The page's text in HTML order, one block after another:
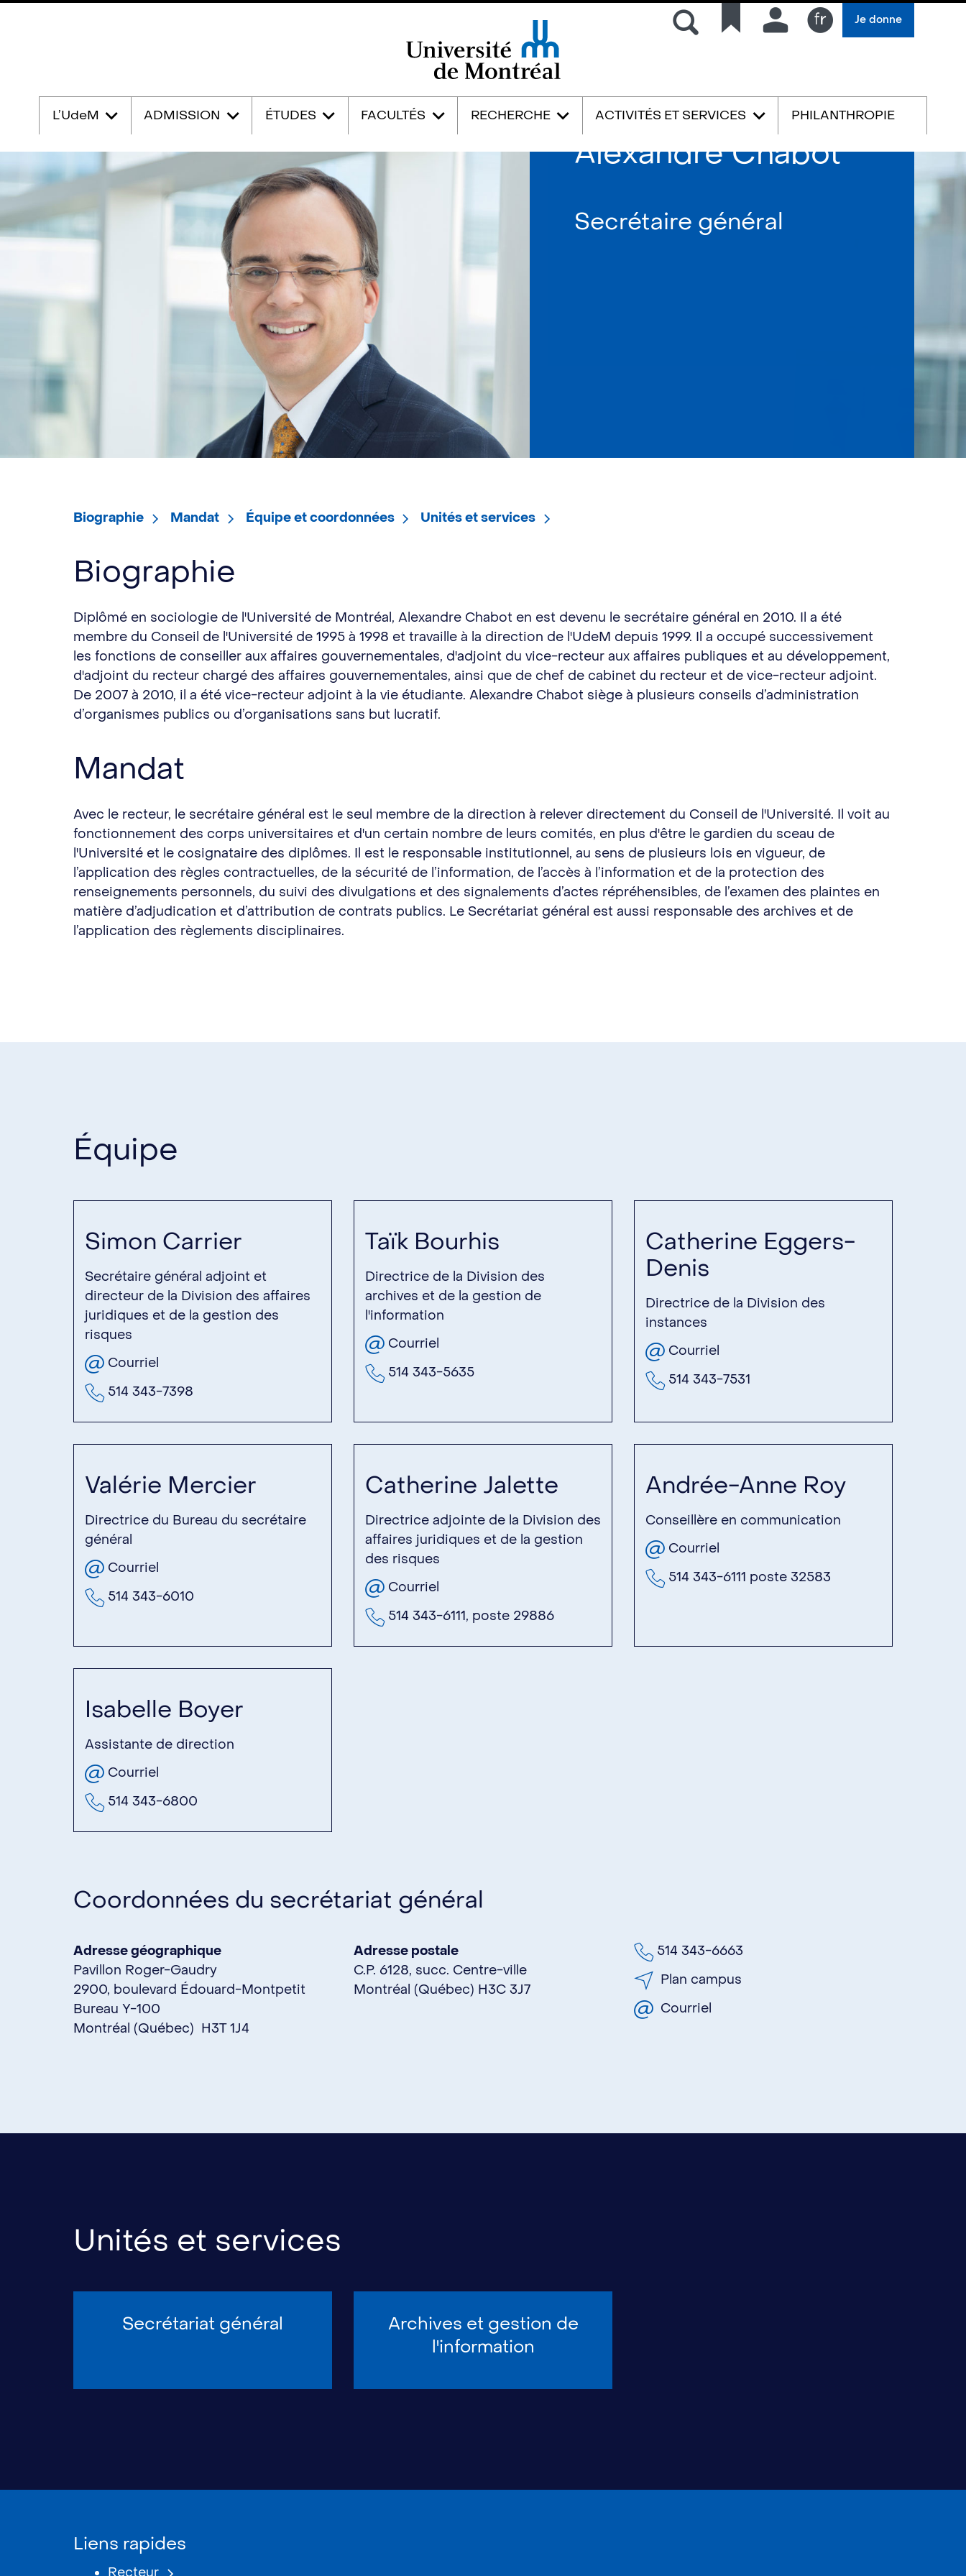
Rechercher Liens Connexion Je donne
L’UdeM ADMISSION ÉTUDES FACULTÉS RECHERCHE ACTIVITÉS ET SERVICES PHILANTHROPIE
Alexandre Chabot
Secrétaire général
Biographie Mandat Équipe et coordonnées Unités et services
Biographie
Diplômé en sociologie de l'Université de Montréal, Alexandre Chabot en est devenu le secrétaire général en 2010. Il a été
membre du Conseil de l'Université de 1995 à 1998 et travaille à la direction de l'UdeM depuis 1999. Il a occupé successivement
les fonctions de conseiller aux affaires gouvernementales, d'adjoint du vice-recteur aux affaires publiques et au développement,
d'adjoint du recteur chargé des affaires gouvernementales, ainsi que de chef de cabinet du recteur et de vice-recteur adjoint.
De 2007 à 2010, il a été vice-recteur adjoint à la vie étudiante. Alexandre Chabot siège à plusieurs conseils d’administration
d’organismes publics ou d’organisations sans but lucratif.
Mandat
Avec le recteur, le secrétaire général est le seul membre de la direction à relever directement du Conseil de l'Université. Il voit au
fonctionnement des corps universitaires et d'un certain nombre de leurs comités, en plus d'être le gardien du sceau de
l'Université et le cosignataire des diplômes. Il est le responsable institutionnel, au sens de plusieurs lois en vigueur, de
l’application des règles contractuelles, de la sécurité de l’information, de l’accès à l’information et de la protection des
renseignements personnels, du suivi des divulgations et des signalements d’actes répréhensibles, de l’examen des plaintes en
matière d’adjudication et d’attribution de contrats publics. Le Secrétariat général est aussi responsable des archives et de
l’application des règlements disciplinaires.
Équipe
Simon Carrier
Secrétaire général adjoint et
directeur de la Division des affaires
juridiques et de la gestion des
risques
Courriel
514 343-7398
Valérie Mercier
Directrice du Bureau du secrétaire
général
Courriel
514 343-6010
Isabelle Boyer
Assistante de direction
Courriel
514 343-6800
Taïk Bourhis
Directrice de la Division des
archives et de la gestion de
l'information
Courriel
514 343-5635
Catherine Jalette
Directrice adjointe de la Division des
affaires juridiques et de la gestion
des risques
Courriel
514 343-6111, poste 29886
Catherine Eggers-
Denis
Directrice de la Division des
instances
Courriel
514 343-7531
Andrée-Anne Roy
Conseillère en communication
Courriel
514 343-6111 poste 32583
Coordonnées du secrétariat général
Adresse géographique
Pavillon Roger-Gaudry
2900, boulevard Édouard-Montpetit
Bureau Y-100
Montréal (Québec) H3T 1J4
Adresse postale
C.P. 6128, succ. Centre-ville
Montréal (Québec) H3C 3J7
514 343-6663
Plan campus
Courriel
Unités et services
Secrétariat général
Archives et gestion de
l'information
Liens rapides
Recteur